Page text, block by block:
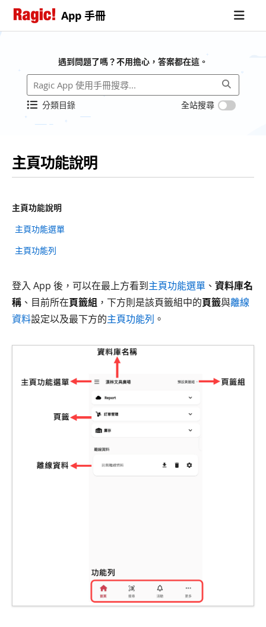
App 手冊
遇到問題了嗎？不用擔心，答案都在這。
分類目錄 全站搜尋
主頁功能說明
主頁功能說明
主頁功能選單
主頁功能列
登入 App 後，可以在最上方看到主頁功能選單 、 資料庫名
稱 、目前所在頁籤組 ，下方則是該頁籤組中的頁籤與離線
資料設定以及最下方的主頁功能列 。